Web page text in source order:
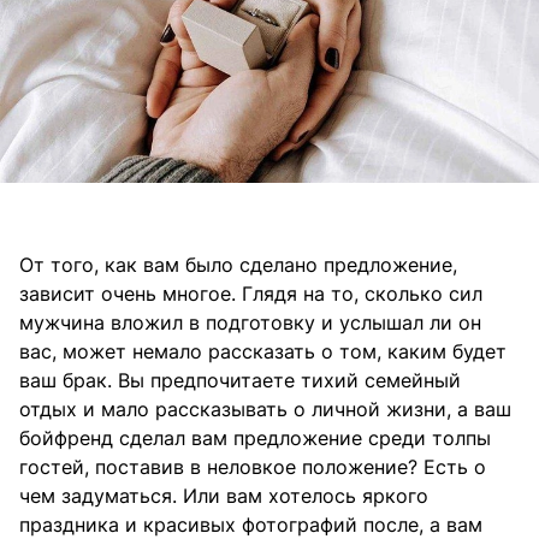
От того, как вам было сделано предложение,
зависит очень многое. Глядя на то, сколько сил
мужчина вложил в подготовку и услышал ли он
вас, может немало рассказать о том, каким будет
ваш брак. Вы предпочитаете тихий семейный
отдых и мало рассказывать о личной жизни, а ваш
бойфренд сделал вам предложение среди толпы
гостей, поставив в неловкое положение? Есть о
чем задуматься. Или вам хотелось яркого
праздника и красивых фотографий после, а вам